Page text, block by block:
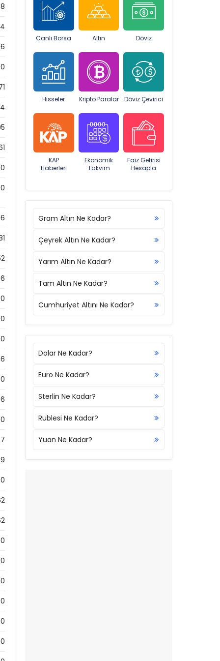
0
0
0
0
0
0
0
0
0
0
0
0
Canlı Borsa Altın Döviz
Hisseler Kripto Paralar Döviz Çevirici
KAP
Haberleri
Ekonomik
Takvim
Faiz Getirisi
Hesapla
Gram Altın Ne Kadar?
Çeyrek Altın Ne Kadar?
Yarım Altın Ne Kadar?
Tam Altın Ne Kadar?
Cumhuriyet Altını Ne Kadar?
Dolar Ne Kadar?
Euro Ne Kadar?
Sterlin Ne Kadar?
Rublesi Ne Kadar?
Yuan Ne Kadar?